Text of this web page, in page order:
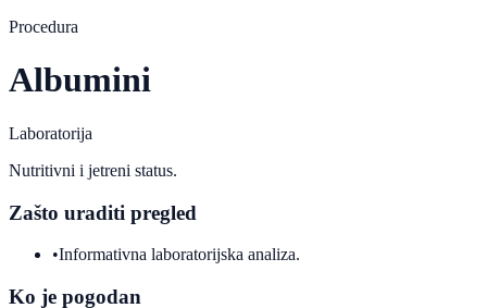
Procedura
Albumini
Laboratorija
Nutritivni i jetreni status.
Zašto uraditi pregled
•Informativna laboratorijska analiza.
Ko je pogodan